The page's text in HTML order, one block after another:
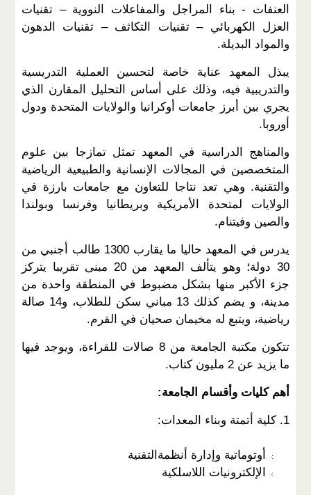
العنفات - بناء المراجل والمفاعلات النووية – تقنيات
العزل الكهربائي – تقنيات التكاثف – تقنيات الدهون
والمواد البديلة.
يبذل المعهد عناية خاصة لتحسين العملية التدريسية
والتدريبية فيه، وذلك على أساس التحليل المقارن الذي
يجري بين أبرز جامعات أوكرانيا والولايات المتحدة ودول
أوروبا.
والمناهج الدراسية في المعهد تمثل تمازجا بين علوم
المتخصصين في المجالات الإنسانية والطبيعية الرياضية
والتقنية. وهي تعد نتاجا للتعاون مع جامعات بارزة في
الولايات لمتحدة الأمريكية وبريطانيا وفرنسا وبولندا
والصين وفيتنام.
يدرس في المعهد حاليا ما يقارب 1300 طالب أجنبي من
30 دولة؛ وهو يتألف المعهد من 20 مبنى تقريبا يتركز
جزء الأكبر منها بشكل مضبوط في المنطقة واحدة من
مدينة، و يضم كذلك 13 مباني سكن للطلاب، و14 صالة
رياضية، ويتبع له مخيمان صحيان في القرم.
تتكون مكتبة الجامعة من 8 صالات للقراءة، ويوجد فيها
ما يزيد عن 2 مليون كتاب.
أهم كليات وأقسام الجامعة:
1. كلية أتمتة وبناء المعدات:
أوتوماتية وإدارة أنظمةالتقنية
الإلكترونيات اللاسلكية